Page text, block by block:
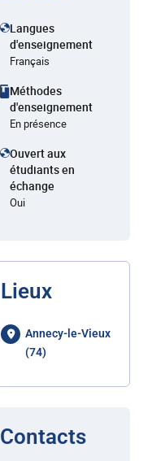
Langues
d'enseignement
Français
Méthodes
d'enseignement
En présence
Ouvert aux
étudiants en
échange
Oui
Lieux
Annecy-le-Vieux
(74)
Contacts